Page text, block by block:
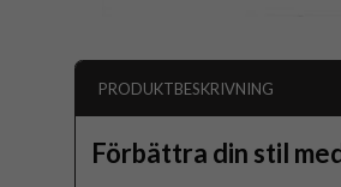
PRODUKTBESKRIVNING
Förbättra din stil